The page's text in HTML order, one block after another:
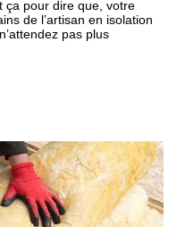
ça pour dire que, votre
de l’artisan en isolation
pas plus